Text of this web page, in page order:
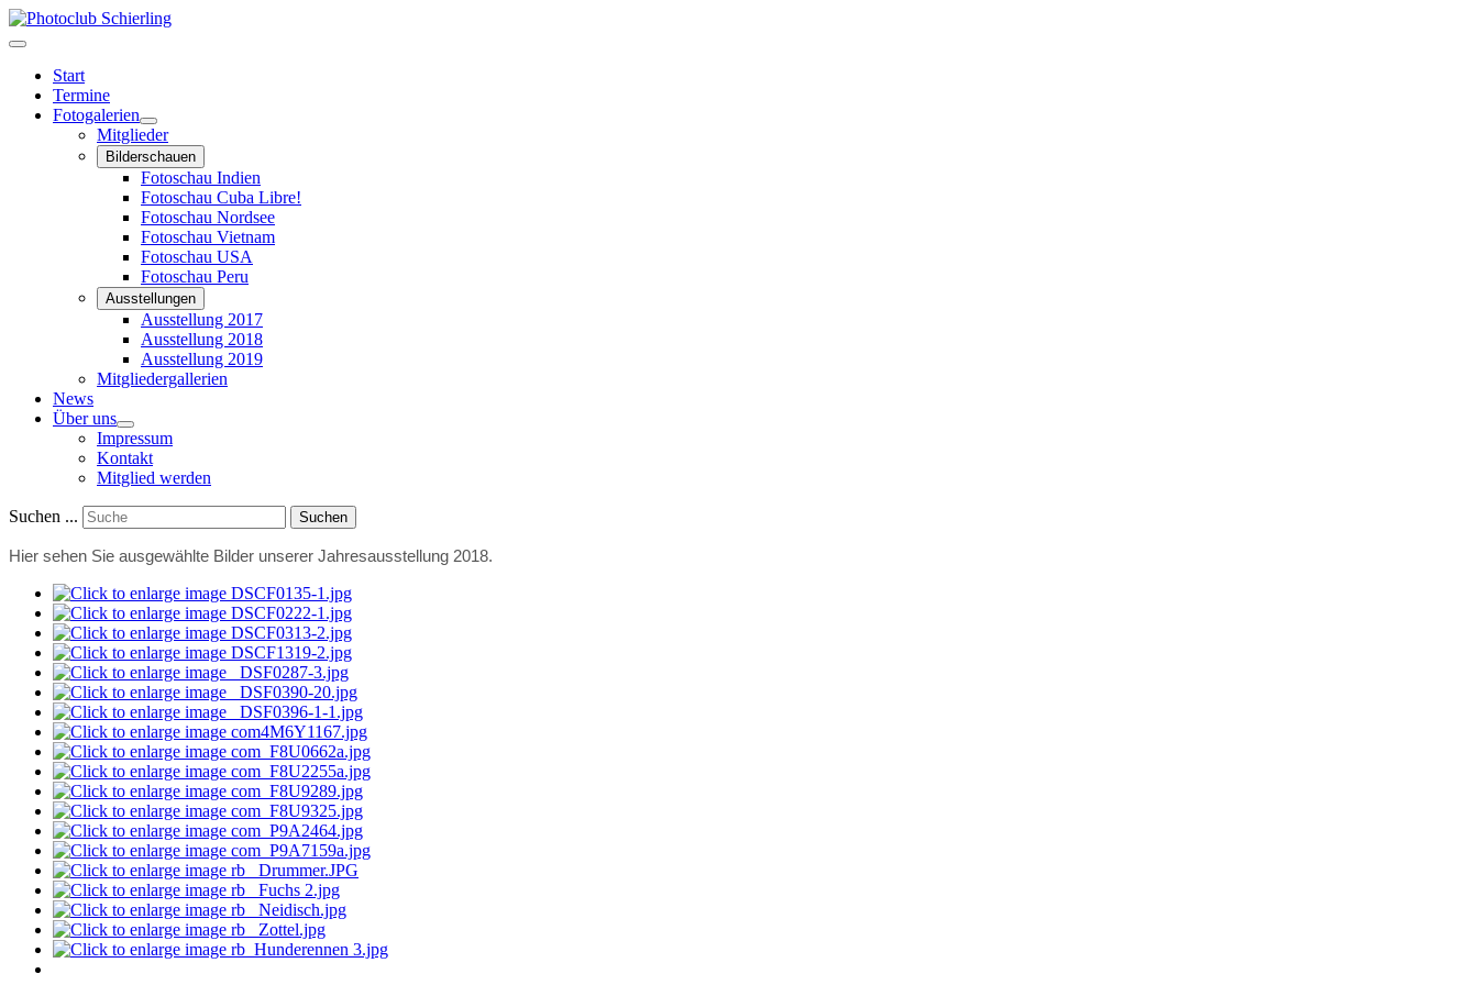
Start
Termine
Fotogalerien
Mitglieder
Bilderschauen
Fotoschau Indien
Fotoschau Cuba Libre!
Fotoschau Nordsee
Fotoschau Vietnam
Fotoschau USA
Fotoschau Peru
Ausstellungen
Ausstellung 2017
Ausstellung 2018
Ausstellung 2019
Mitgliedergallerien
News
Über uns
Impressum
Kontakt
Mitglied werden
Suchen ... Suchen
Hier sehen Sie ausgewählte Bilder unserer Jahresausstellung 2018.